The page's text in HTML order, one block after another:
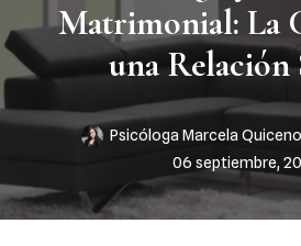
Matrimonial: La
una Relación
Psicóloga Marcela
06 septiembre,